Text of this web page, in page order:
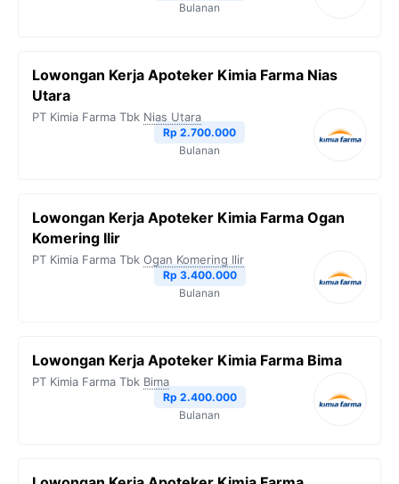
Bulanan
Lowongan Kerja Apoteker Kimia Farma Nias
Utara
PT Kimia Farma Tbk Nias Utara
Rp 2.700.000
Bulanan
Lowongan Kerja Apoteker Kimia Farma Ogan
Komering Ilir
PT Kimia Farma Tbk Ogan Komering Ilir
Rp 3.400.000
Bulanan
Lowongan Kerja Apoteker Kimia Farma Bima
PT Kimia Farma Tbk Bima
Rp 2.400.000
Bulanan